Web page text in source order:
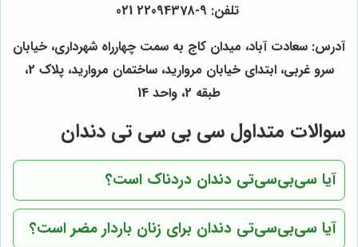
تلفن: 9-22094378 021
آدرس: سعادت آباد، میدان کاج به سمت چهارراه شهرداری، خیابان
سرو غربی، ابتدای خیابان مروارید، ساختمان مروارید، پلاک 2،
طبقه 2، واحد 14
سوالات متداول سی بی سی تی دندان
آیا سی‌بی‌سی‌تی دندان دردناک است؟
آیا سی‌بی‌سی‌تی دندان برای زنان باردار مضر است؟